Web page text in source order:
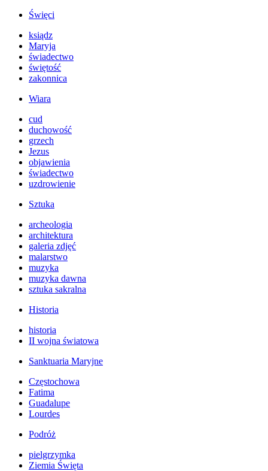
Święci
ksiądz
Maryja
świadectwo
świętość
zakonnica
Wiara
cud
duchowość
grzech
Jezus
objawienia
świadectwo
uzdrowienie
Sztuka
archeologia
architektura
galeria zdjęć
malarstwo
muzyka
muzyka dawna
sztuka sakralna
Historia
historia
II wojna światowa
Sanktuaria Maryjne
Częstochowa
Fatima
Guadalupe
Lourdes
Podróż
pielgrzymka
Ziemia Święta